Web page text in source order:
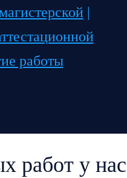
|
работы
работ у нас